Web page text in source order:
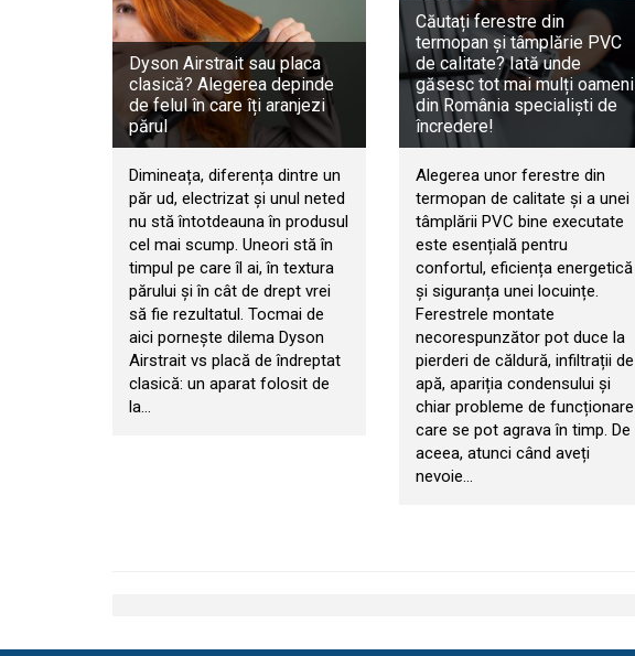
Dyson Airstrait sau placa
clasică? Alegerea depinde
de felul în care îți aranjezi
părul
Dimineața, diferența dintre un
păr ud, electrizat și unul neted
nu stă întotdeauna în produsul
cel mai scump. Uneori stă în
timpul pe care îl ai, în textura
părului și în cât de drept vrei
să fie rezultatul. Tocmai de
aici pornește dilema Dyson
Airstrait vs placă de îndreptat
clasică: un aparat folosit de
la…
Căutați ferestre din
termopan și tâmplărie PVC
de calitate? Iată unde
găsesc tot mai mulți oameni
din România specialiști de
încredere!
Alegerea unor ferestre din
termopan de calitate și a unei
tâmplării PVC bine executate
este esențială pentru
confortul, eficiența energetică
și siguranța unei locuințe.
Ferestrele montate
necorespunzător pot duce la
pierderi de căldură, infiltrații de
apă, apariția condensului și
chiar probleme de funcționare
care se pot agrava în timp. De
aceea, atunci când aveți
nevoie…